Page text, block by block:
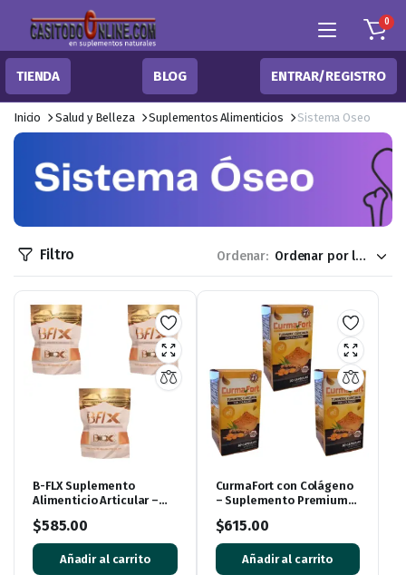
0
TIENDA BLOG ENTRAR/REGISTRO
Inicio Salud y Belleza Suplementos Alimenticios Sistema Oseo
Filtro Ordenar:
B-FLX Suplemento
Alimenticio Articular –
$585.00
Añadir al carrito
CurmaFort con Colágeno
– Suplemento Premium
Cápsulas)
$615.00
Añadir al carrito